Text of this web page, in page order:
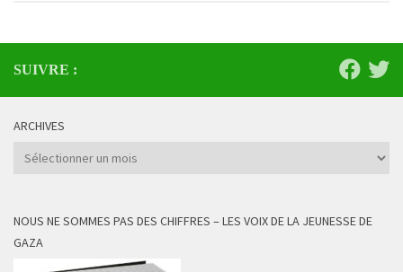
SUIVRE :
ARCHIVES
Archives
NOUS NE SOMMES PAS DES CHIFFRES – LES VOIX DE LA JEUNESSE DE
GAZA